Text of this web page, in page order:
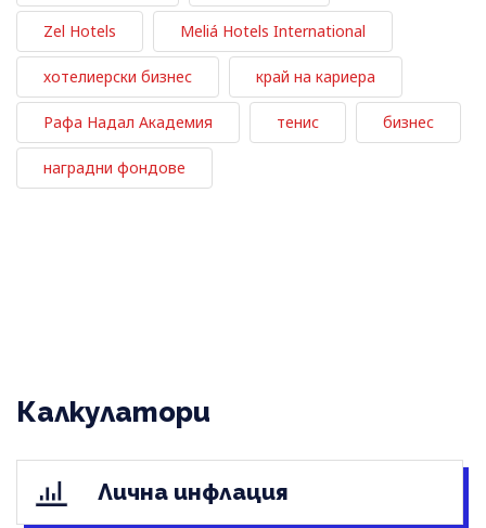
Zel Hotels Meliá Hotels International
хотелиерски бизнес край на кариера
Рафа Надал Академия тенис бизнес
наградни фондове
Калкулатори
Лична инфлация